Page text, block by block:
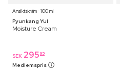
Ansiktskräm ⋅ 100 ml
Pyunkang Yul
Moisture Cream
SEK 295 95
Medlemspris